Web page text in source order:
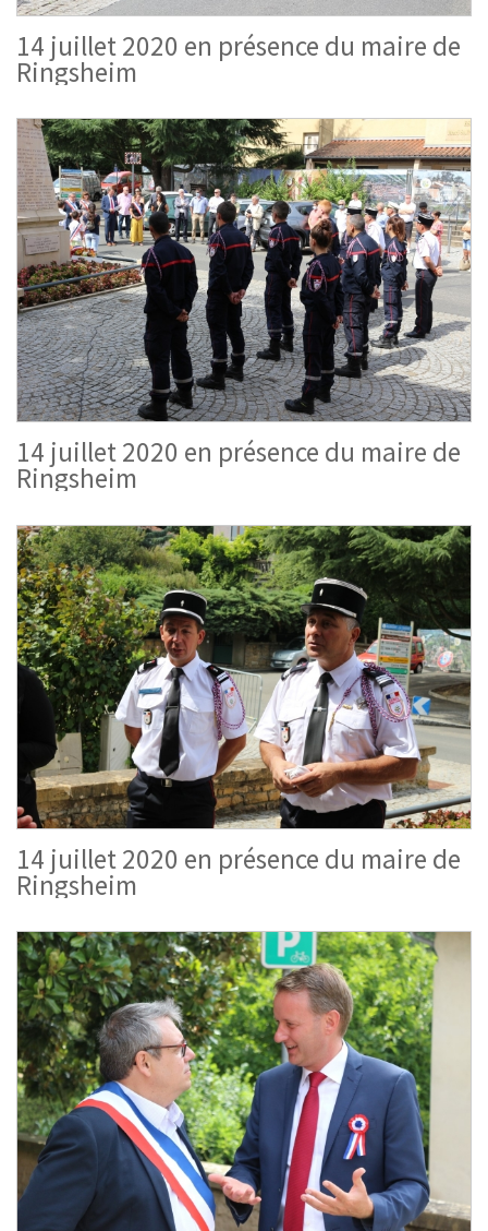
14 juillet 2020 en présence du maire de
Ringsheim
14 juillet 2020 en présence du maire de
Ringsheim
14 juillet 2020 en présence du maire de
Ringsheim